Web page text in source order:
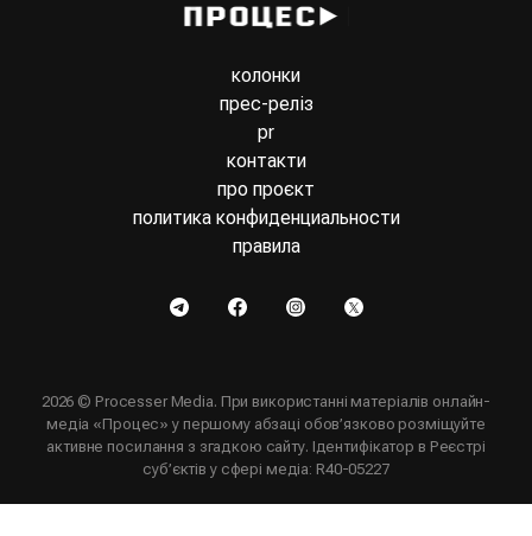
колонки
прес-реліз
pr
контакти
про проєкт
политика конфиденциальности
правила
2026 © Processer Media. При використанні матеріалів онлайн-
медіа «Процес» у першому абзаці обов’язково розміщуйте
активне посилання з згадкою сайту. Ідентифікатор в Реєстрі
суб’єктів у сфері медіа: R40-05227